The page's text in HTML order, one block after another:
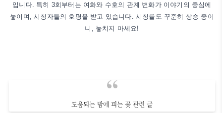
입니다. 특히 3회부터는 여화와 수호의 관계 변화가 이야기의 중심에
놓이며, 시청자들의 호평을 받고 있습니다. 시청률도 꾸준히 상승 중이
니, 놓치지 마세요!
도움되는 밤에 피는 꽃 관련 글